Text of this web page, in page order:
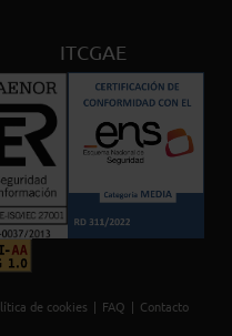
ITCGAE
de cookies FAQ Contacto